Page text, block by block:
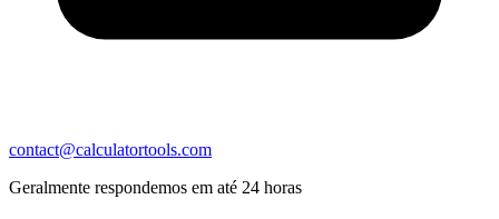
contact@calculatortools.com
Geralmente respondemos em até 24 horas